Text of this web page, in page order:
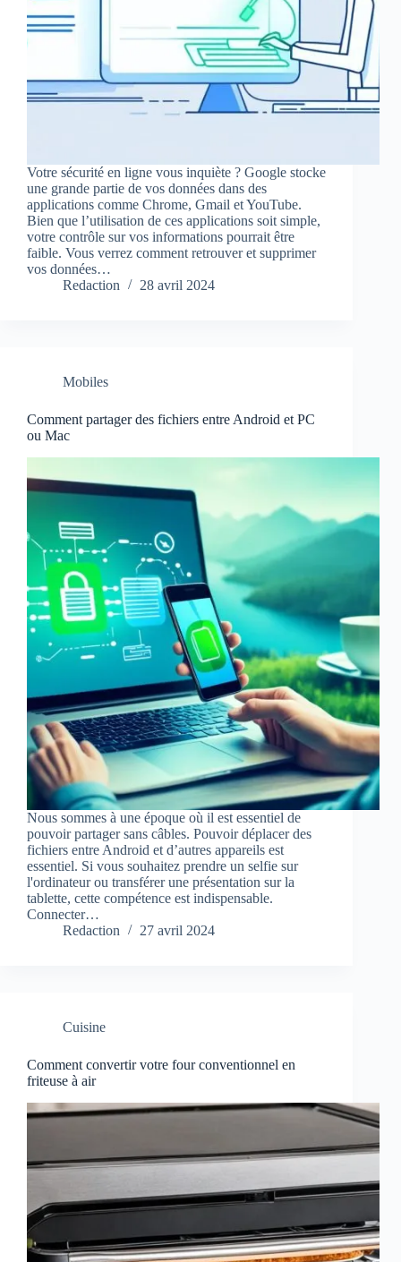
Votre sécurité en ligne vous inquiète ? Google stocke
une grande partie de vos données dans des
applications comme Chrome, Gmail et YouTube.
Bien que l’utilisation de ces applications soit simple,
votre contrôle sur vos informations pourrait être
faible. Vous verrez comment retrouver et supprimer
vos données…
Redaction
28 avril 2024
Mobiles
Comment partager des fichiers entre Android et PC
ou Mac
Nous sommes à une époque où il est essentiel de
pouvoir partager sans câbles. Pouvoir déplacer des
fichiers entre Android et d’autres appareils est
essentiel. Si vous souhaitez prendre un selfie sur
l'ordinateur ou transférer une présentation sur la
tablette, cette compétence est indispensable.
Connecter…
Redaction
27 avril 2024
Cuisine
Comment convertir votre four conventionnel en
friteuse à air